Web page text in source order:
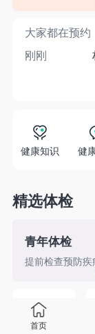
大家都在预约
刚刚
健康知识 健
精选体检
青年体检
提前检查预防疾
精英白领
首页